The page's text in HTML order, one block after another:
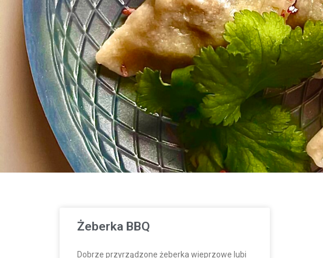
Żeberka BBQ
Dobrze przyrządzone żeberka wieprzowe lubi